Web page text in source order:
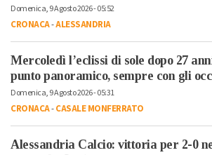
Domenica, 9 Agosto 2026 - 05:52
CRONACA-ALESSANDRIA
Mercoledì l’eclissi di sole dopo 27
punto panoramico, sempre con gli
Domenica, 9 Agosto 2026 - 05:31
CRONACA-CASALE MONFERRATO
Alessandria Calcio: vittoria per 2-0